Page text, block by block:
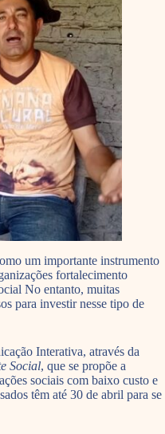
um importante instrumento
fortalecimento
No entanto, muitas
para investir nesse tipo de
Interativa, através da
Social, que se propõe a
sociais com baixo custo e
têm até 30 de abril para se